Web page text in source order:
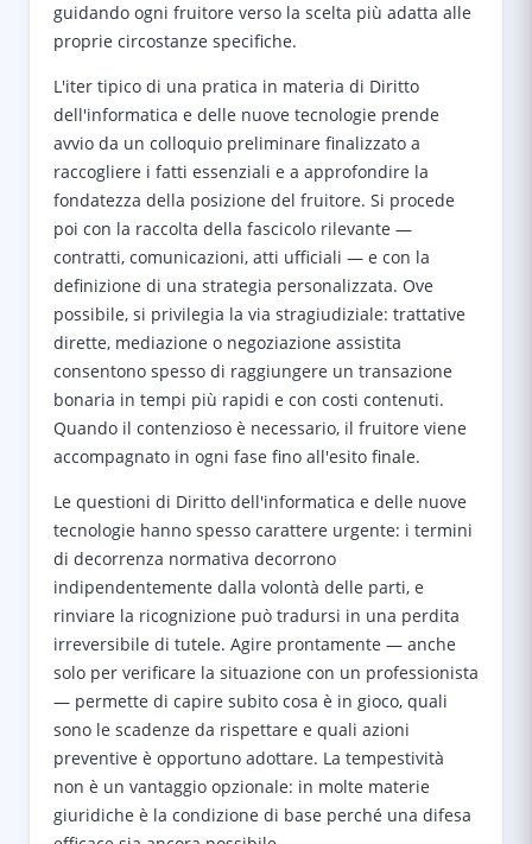
guidando ogni fruitore verso la scelta più adatta alle
proprie circostanze specifiche.
L'iter tipico di una pratica in materia di Diritto
dell'informatica e delle nuove tecnologie prende
avvio da un colloquio preliminare finalizzato a
raccogliere i fatti essenziali e a approfondire la
fondatezza della posizione del fruitore. Si procede
poi con la raccolta della fascicolo rilevante —
contratti, comunicazioni, atti ufficiali — e con la
definizione di una strategia personalizzata. Ove
possibile, si privilegia la via stragiudiziale: trattative
dirette, mediazione o negoziazione assistita
consentono spesso di raggiungere un transazione
bonaria in tempi più rapidi e con costi contenuti.
Quando il contenzioso è necessario, il fruitore viene
accompagnato in ogni fase fino all'esito finale.
Le questioni di Diritto dell'informatica e delle nuove
tecnologie hanno spesso carattere urgente: i termini
di decorrenza normativa decorrono
indipendentemente dalla volontà delle parti, e
rinviare la ricognizione può tradursi in una perdita
irreversibile di tutele. Agire prontamente — anche
solo per verificare la situazione con un professionista
— permette di capire subito cosa è in gioco, quali
sono le scadenze da rispettare e quali azioni
preventive è opportuno adottare. La tempestività
non è un vantaggio opzionale: in molte materie
giuridiche è la condizione di base perché una difesa